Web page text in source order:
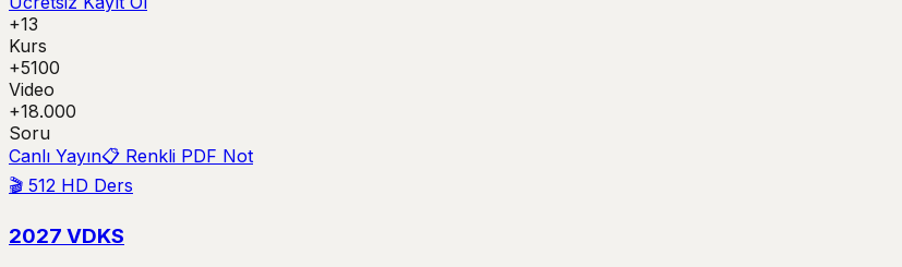
+13
Kurs
+5100
Video
+18.000
Soru
Canlı Yayın📋 Renkli PDF Not
🎬 512 HD Ders
2027 VDKS